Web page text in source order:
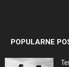
POPULARNE